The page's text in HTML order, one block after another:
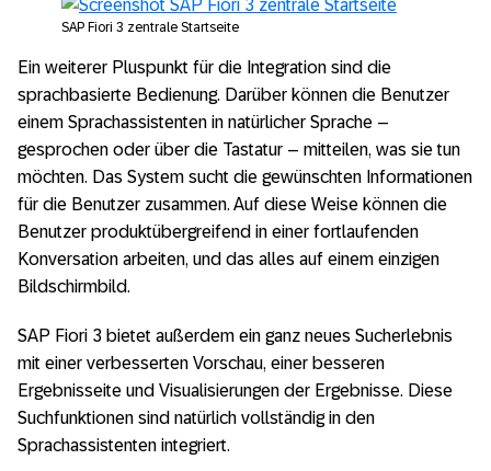
SAP Fiori 3 zentrale Startseite
Ein weiterer Pluspunkt für die Integration sind die
sprachbasierte Bedienung. Darüber können die Benutzer
einem Sprachassistenten in natürlicher Sprache –
gesprochen oder über die Tastatur – mitteilen, was sie tun
möchten. Das System sucht die gewünschten Informationen
für die Benutzer zusammen. Auf diese Weise können die
Benutzer produktübergreifend in einer fortlaufenden
Konversation arbeiten, und das alles auf einem einzigen
Bildschirmbild.
SAP Fiori 3 bietet außerdem ein ganz neues Sucherlebnis
mit einer verbesserten Vorschau, einer besseren
Ergebnisseite und Visualisierungen der Ergebnisse. Diese
Suchfunktionen sind natürlich vollständig in den
Sprachassistenten integriert.